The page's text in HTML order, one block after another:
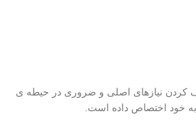
کردن نیازهای اصلی و ضروری در حیطه ی
خود اختصاص داده است.